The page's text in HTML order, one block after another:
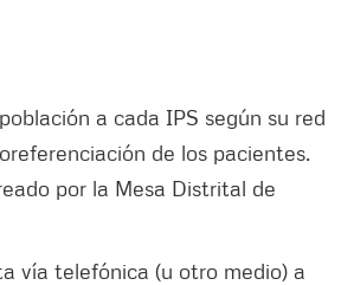
a cada IPS según su red
de los pacientes.
por la Mesa Distrital de
vía telefónica (u otro medio) a